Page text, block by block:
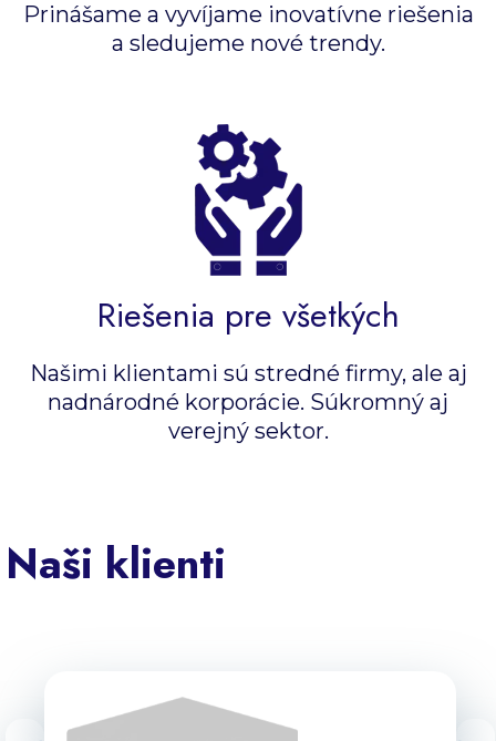
Prinášame a vyvíjame inovatívne riešenia
a sledujeme nové trendy.
Riešenia pre všetkých
Našimi klientami sú stredné firmy, ale aj
nadnárodné korporácie. Súkromný aj
verejný sektor.
Naši klienti